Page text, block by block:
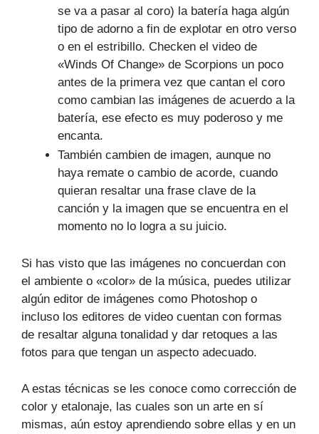
se va a pasar al coro) la batería haga algún
tipo de adorno a fin de explotar en otro verso
o en el estribillo. Checken el video de
«Winds Of Change» de Scorpions un poco
antes de la primera vez que cantan el coro
como cambian las imágenes de acuerdo a la
batería, ese efecto es muy poderoso y me
encanta.
También cambien de imagen, aunque no
haya remate o cambio de acorde, cuando
quieran resaltar una frase clave de la
canción y la imagen que se encuentra en el
momento no lo logra a su juicio.
Si has visto que las imágenes no concuerdan con
el ambiente o «color» de la música, puedes utilizar
algún editor de imágenes como Photoshop o
incluso los editores de video cuentan con formas
de resaltar alguna tonalidad y dar retoques a las
fotos para que tengan un aspecto adecuado.
A estas técnicas se les conoce como corrección de
color y etalonaje, las cuales son un arte en sí
mismas, aún estoy aprendiendo sobre ellas y en un